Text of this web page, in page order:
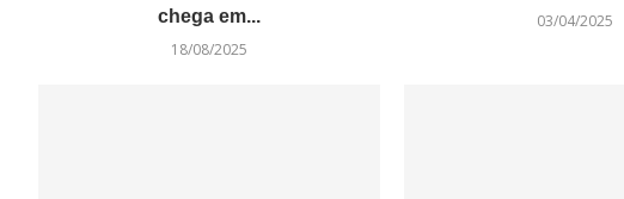
chega em...
18/08/2025
03/04/2025